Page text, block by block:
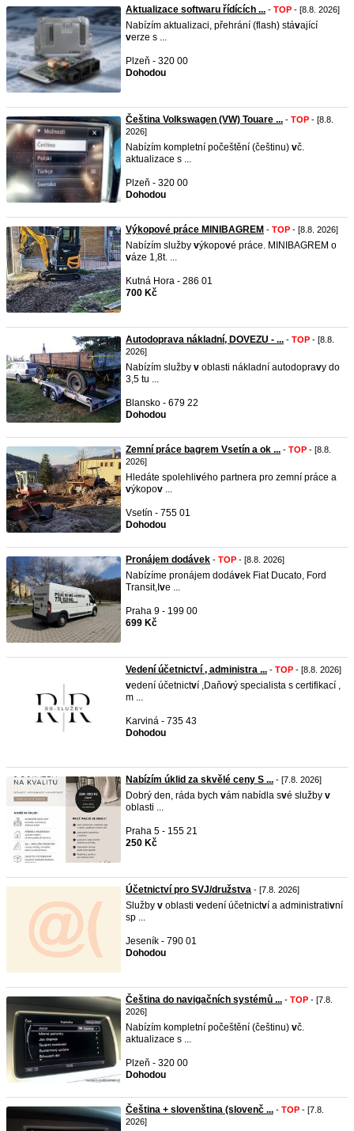
Aktualizace softwaru řídících ... - TOP - [8.8. 2026]
Nabízím aktualizaci, přehrání (flash) stávající
verze s ...
Plzeň - 320 00
Dohodou
Čeština Volkswagen (VW) Touare ... - TOP - [8.8.
2026]
Nabízím kompletní počeštění (češtinu) vč.
aktualizace s ...
Plzeň - 320 00
Dohodou
Výkopové práce MINIBAGREM - TOP - [8.8. 2026]
Nabízím služby výkopové práce. MINIBAGREM o
váze 1,8t. ...
Kutná Hora - 286 01
700 Kč
Autodoprava nákladní, DOVEZU - ... - TOP - [8.8.
2026]
Nabízím služby v oblasti nákladní autodopravy do
3,5 tu ...
Blansko - 679 22
Dohodou
Zemní práce bagrem Vsetín a ok ... - TOP - [8.8.
2026]
Hledáte spolehlivého partnera pro zemní práce a
výkopov ...
Vsetín - 755 01
Dohodou
Pronájem dodávek - TOP - [8.8. 2026]
Nabízíme pronájem dodávek Fiat Ducato, Ford
Transit,I ve ...
Praha 9 - 199 00
699 Kč
Vedení účetnictví , administra ... - TOP - [8.8. 2026]
vedení účetnictví ,Daňový specialista s certifikací ,
m ...
Karviná - 735 43
Dohodou
Nabízím úklid za skvělé ceny S ... - [7.8. 2026]
Dobrý den, ráda bych vám nabídla své služby v
oblasti ...
Praha 5 - 155 21
250 Kč
Účetnictví pro SVJ/družstva - [7.8. 2026]
Služby v oblasti vedení účetnictví a administrativní
sp ...
Jeseník - 790 01
Dohodou
Čeština do navigačních systémů ... - TOP - [7.8.
2026]
Nabízím kompletní počeštění (češtinu) vč.
aktualizace s ...
Plzeň - 320 00
Dohodou
Čeština + slovenština (slovenč ... - TOP - [7.8.
2026]